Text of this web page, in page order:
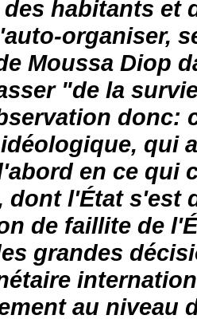
habitants et
organiser,
Moussa Diop
"de la
donc:
qui
en ce qui
l'État s'est
de faillite de
grandes
au niveau